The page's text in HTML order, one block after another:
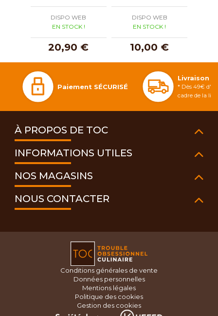
DISPO WEB
EN STOCK !
20,90 €
DISPO WEB
EN STOCK !
10,00 €
Paiement SÉCURISÉ
Livraison
* Dès 49€
cadre de la
À PROPOS DE TOC
INFORMATIONS UTILES
NOS MAGASINS
NOUS CONTACTER
Conditions générales de vente
Données personnelles
Mentions légales
Politique des cookies
Gestion des cookies